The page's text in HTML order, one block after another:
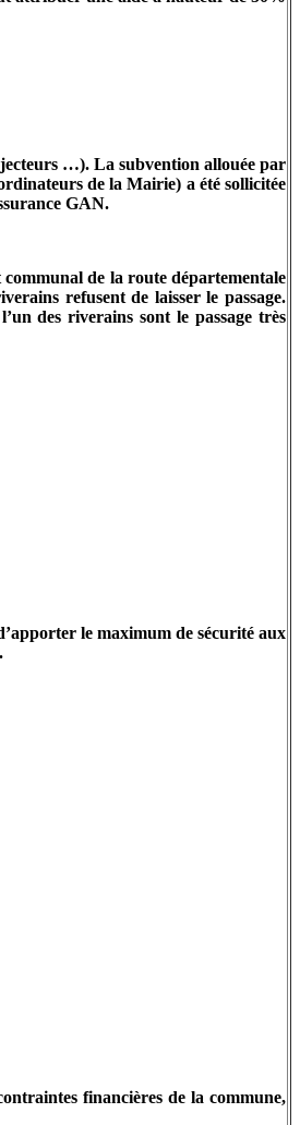
…). La subvention allouée par
de la Mairie) a été sollicitée
GAN.
communal de la route départementale
refusent de laisser le passage.
des riverains sont le passage très
le maximum de sécurité aux
financières de la commune,